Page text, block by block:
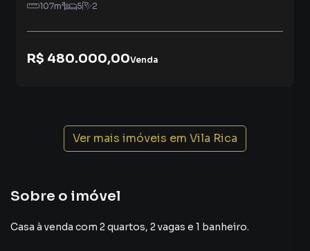
107m² 5 2
R$ 480.000,00Venda
Ver mais imóveis em Vila Rica
Sobre o imóvel
Casa à venda com 2 quartos, 2 vagas e 1 banheiro.